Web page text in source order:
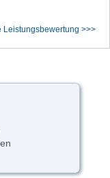
Leistungsbewertung >>>